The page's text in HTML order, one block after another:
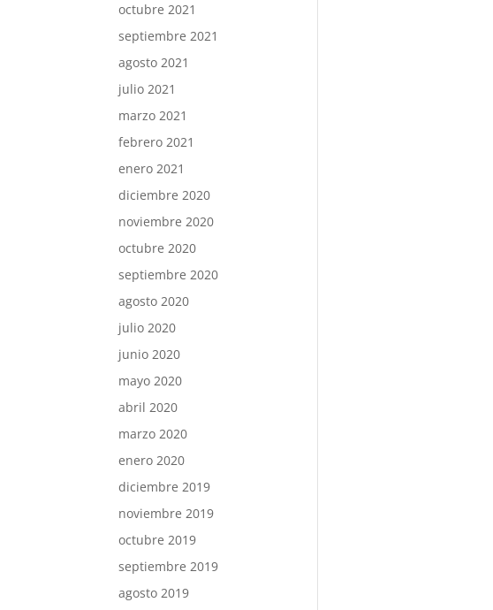
octubre 2021
septiembre 2021
agosto 2021
julio 2021
marzo 2021
febrero 2021
enero 2021
diciembre 2020
noviembre 2020
octubre 2020
septiembre 2020
agosto 2020
julio 2020
junio 2020
mayo 2020
abril 2020
marzo 2020
enero 2020
diciembre 2019
noviembre 2019
octubre 2019
septiembre 2019
agosto 2019